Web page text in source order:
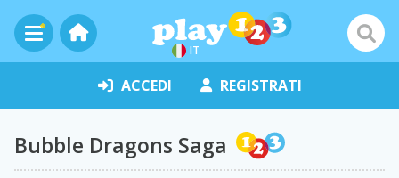
IT
ACCEDI REGISTRATI
Bubble Dragons Saga